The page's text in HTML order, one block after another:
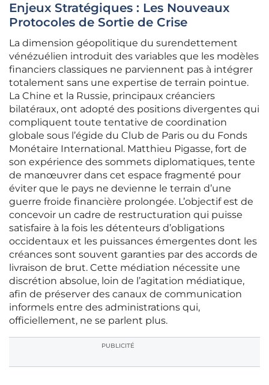
Enjeux Stratégiques : Les Nouveaux
Protocoles de Sortie de Crise
La dimension géopolitique du surendettement
vénézuélien introduit des variables que les modèles
financiers classiques ne parviennent pas à intégrer
totalement sans une expertise de terrain pointue.
La Chine et la Russie, principaux créanciers
bilatéraux, ont adopté des positions divergentes qui
compliquent toute tentative de coordination
globale sous l’égide du Club de Paris ou du Fonds
Monétaire International. Matthieu Pigasse, fort de
son expérience des sommets diplomatiques, tente
de manœuvrer dans cet espace fragmenté pour
éviter que le pays ne devienne le terrain d’une
guerre froide financière prolongée. L’objectif est de
concevoir un cadre de restructuration qui puisse
satisfaire à la fois les détenteurs d’obligations
occidentaux et les puissances émergentes dont les
créances sont souvent garanties par des accords de
livraison de brut. Cette médiation nécessite une
discrétion absolue, loin de l’agitation médiatique,
afin de préserver des canaux de communication
informels entre des administrations qui,
officiellement, ne se parlent plus.
PUBLICITÉ